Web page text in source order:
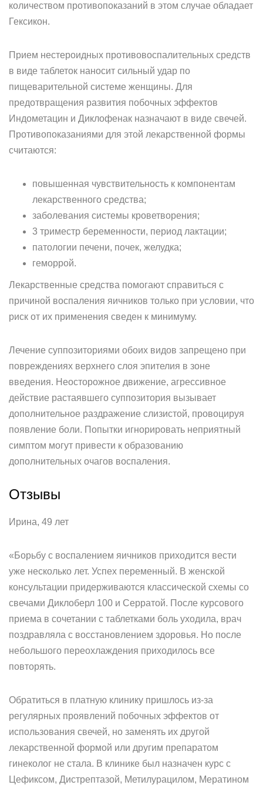
количеством противопоказаний в этом случае обладает
Гексикон.
Прием нестероидных противовоспалительных средств
в виде таблеток наносит сильный удар по
пищеварительной системе женщины. Для
предотвращения развития побочных эффектов
Индометацин и Диклофенак назначают в виде свечей.
Противопоказаниями для этой лекарственной формы
считаются:
повышенная чувствительность к компонентам
лекарственного средства;
заболевания системы кроветворения;
3 триместр беременности, период лактации;
патологии печени, почек, желудка;
геморрой.
Лекарственные средства помогают справиться с
причиной воспаления яичников только при условии, что
риск от их применения сведен к минимуму.
Лечение суппозиториями обоих видов запрещено при
повреждениях верхнего слоя эпителия в зоне
введения. Неосторожное движение, агрессивное
действие растаявшего суппозитория вызывает
дополнительное раздражение слизистой, провоцируя
появление боли. Попытки игнорировать неприятный
симптом могут привести к образованию
дополнительных очагов воспаления.
Отзывы
Ирина, 49 лет
«Борьбу с воспалением яичников приходится вести
уже несколько лет. Успех переменный. В женской
консультации придерживаются классической схемы со
свечами Диклоберл 100 и Серратой. После курсового
приема в сочетании с таблетками боль уходила, врач
поздравляла с восстановлением здоровья. Но после
небольшого переохлаждения приходилось все
повторять.
Обратиться в платную клинику пришлось из-за
регулярных проявлений побочных эффектов от
использования свечей, но заменять их другой
лекарственной формой или другим препаратом
гинеколог не стала. В клинике был назначен курс с
Цефиксом, Дистрептазой, Метилурацилом, Мератином